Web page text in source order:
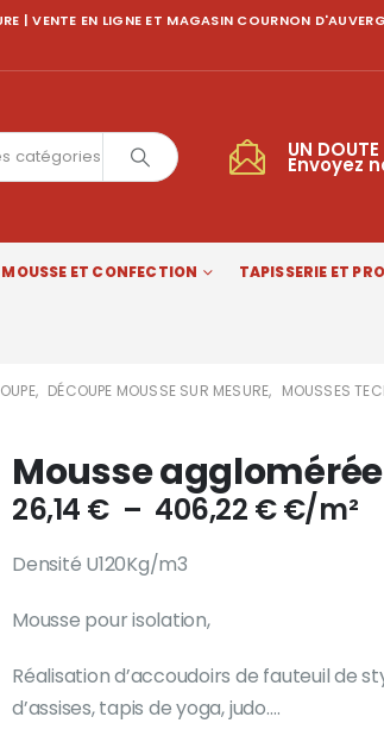
| VENTE EN LIGNE ET MAGASIN COURNON
catégories UN DOUTE
Envoyez
ET CONFECTION TAPISSERIE ET
, DÉCOUPE MOUSSE SUR MESURE, MOUSSES
Mousse agglomérée
26,14 € – 406,22 €Plage
de
€/m²
Densité U120Kg/m3
Mousse pour isolation,
Réalisation d’accoudoirs de fauteuil de
d’assises, tapis de yoga, judo….